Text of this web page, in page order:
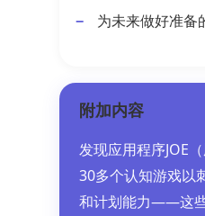
为未来做好准备
附加内容
发现应用程序JOE
30多个认知游戏以
和计划能力——这